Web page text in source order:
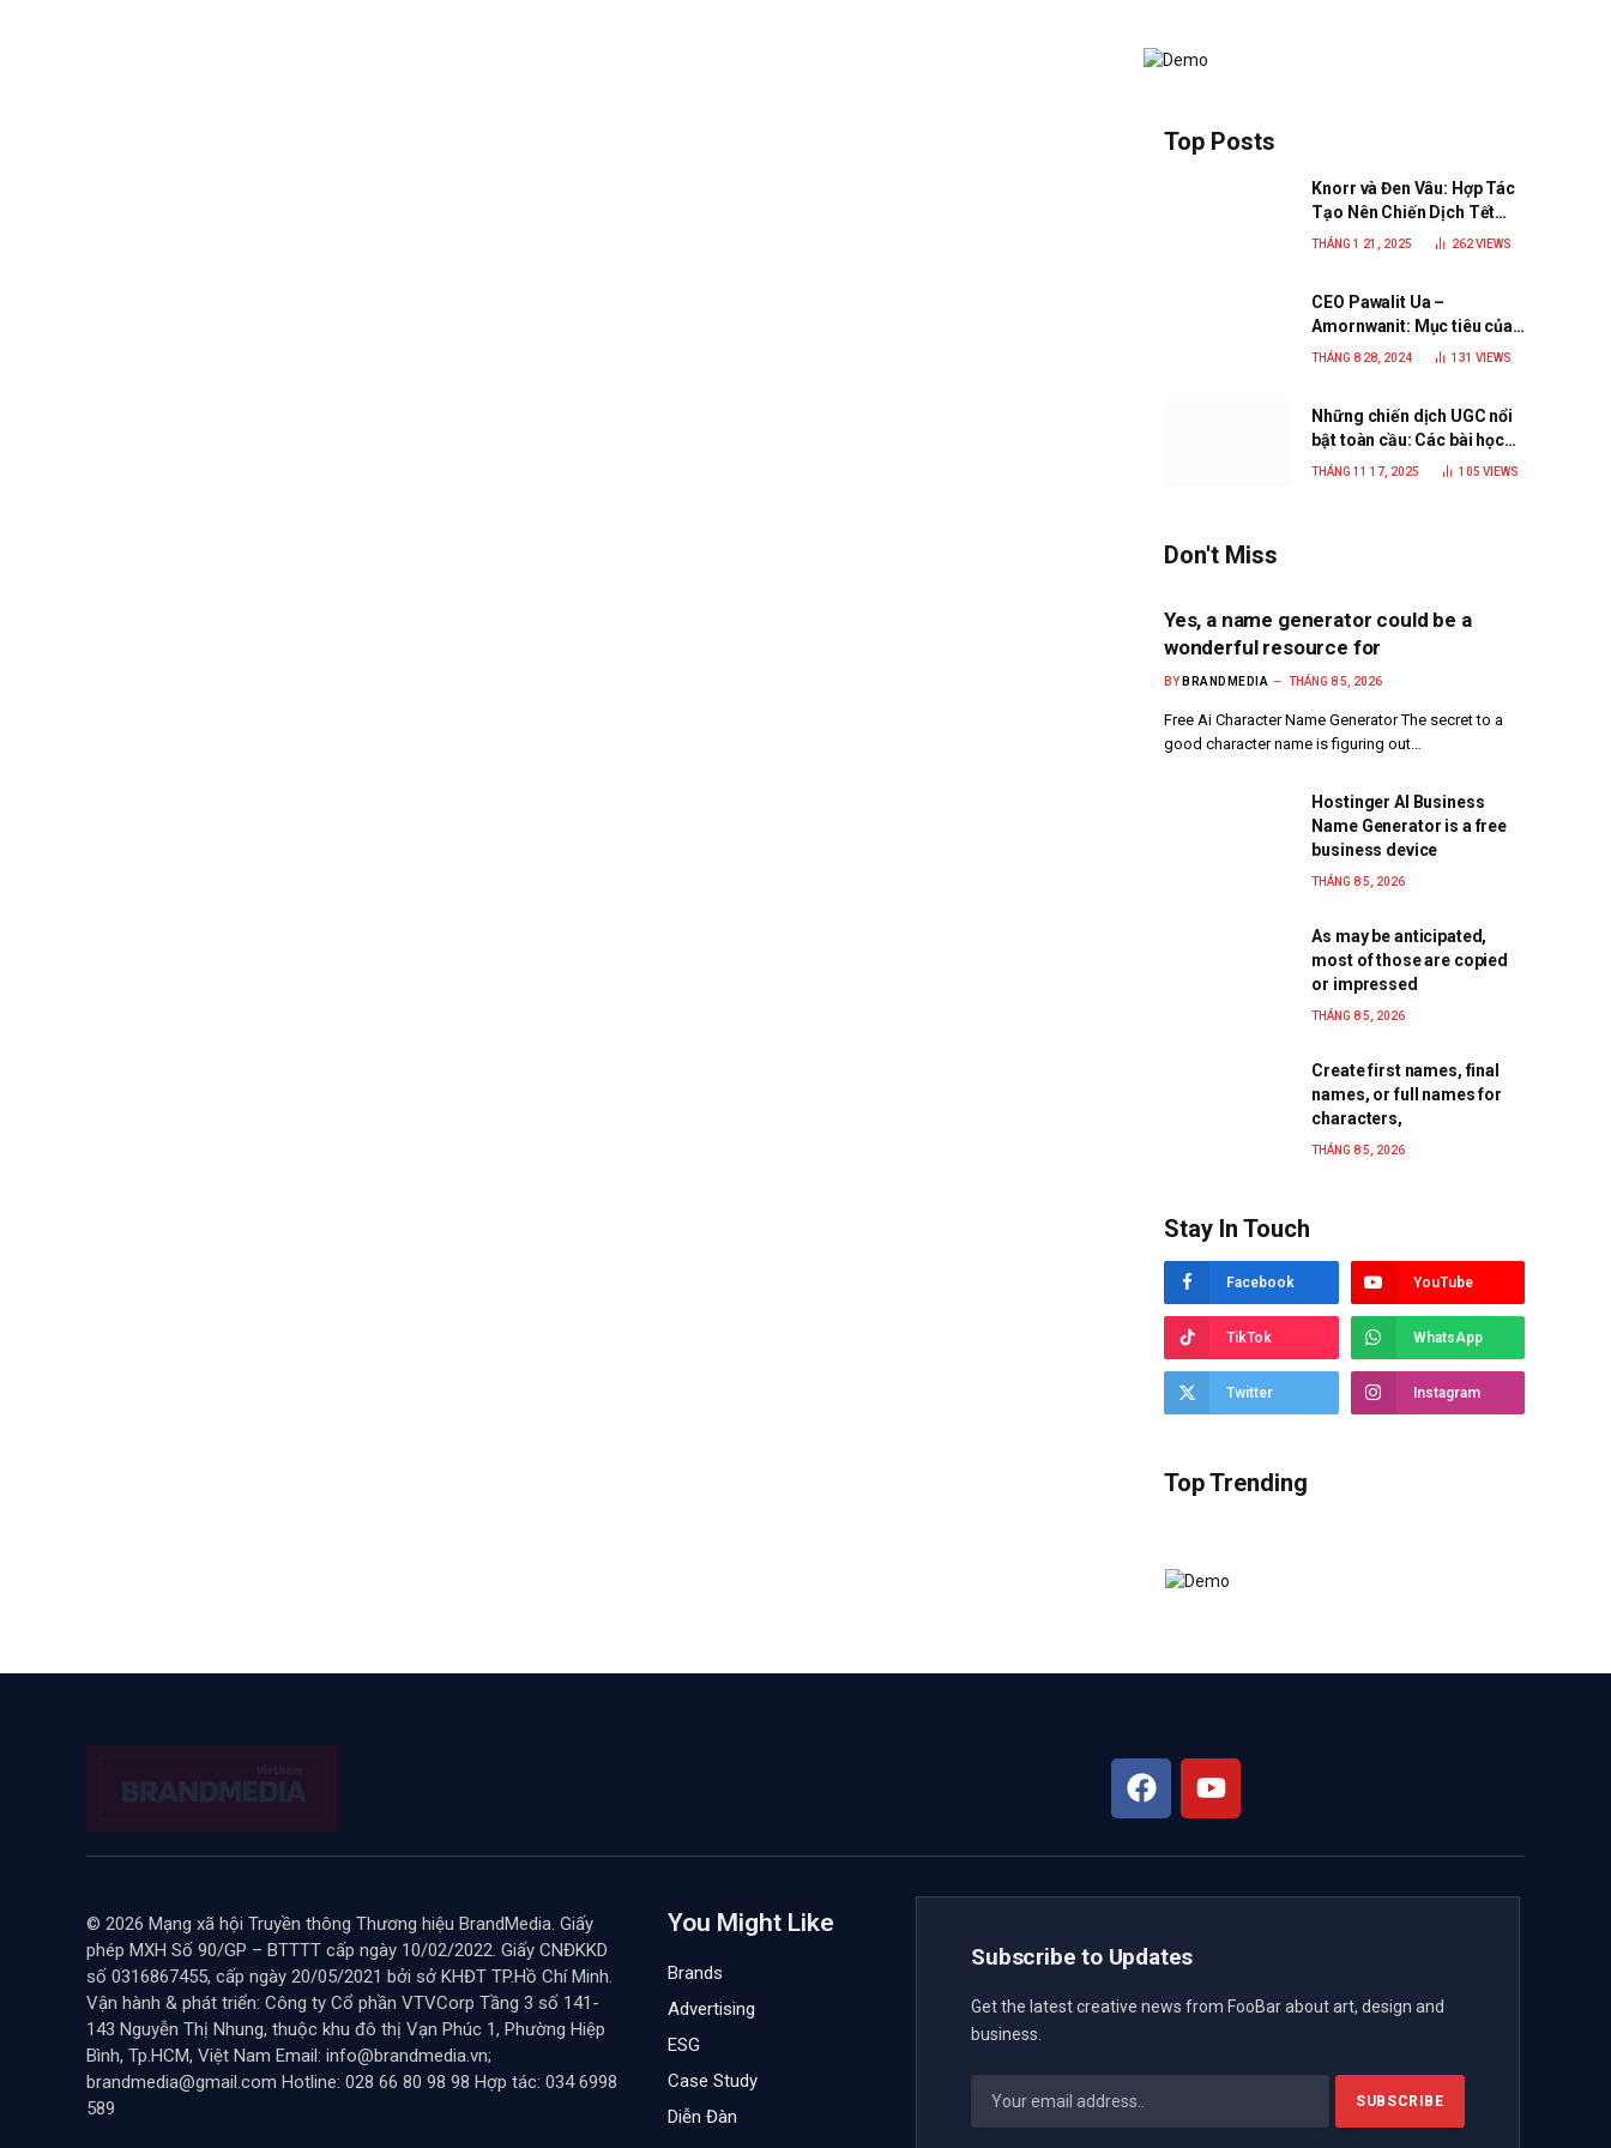
Top Posts
Knorr và Đen Vâu: Hợp Tác
Tạo Nên Chiến Dịch Tết
2025 Đầy Cảm Xúc “Vị Nhà”
THÁNG 1 21, 2025 262VIEWS
CEO Pawalit Ua –
Amornwanit: Mục tiêu của
C.P. Việt Nam là trở thành
THÁNG 8 28, 2024 131VIEWS
Những chiến dịch UGC nổi
bật toàn cầu: Các bài học
đắt giá cho thương hiệu
THÁNG 11 17, 2025 105VIEWS
Don't Miss
Yes, a name generator could be a
wonderful resource for
BY BRANDMEDIA THÁNG 8 5, 2026
Free Ai Character Name Generator The secret to a
good character name is figuring out…
Hostinger AI Business
Name Generator is a free
business device
THÁNG 8 5, 2026
As may be anticipated,
most of those are copied
or impressed
THÁNG 8 5, 2026
Create first names, final
names, or full names for
characters,
THÁNG 8 5, 2026
Stay In Touch
Facebook YouTube
TikTok WhatsApp
Twitter Instagram
Top Trending
© 2026 Mạng xã hội Truyền thông Thương hiệu BrandMedia. Giấy
phép MXH Số 90/GP – BTTTT cấp ngày 10/02/2022. Giấy CNĐKKD
số 0316867455, cấp ngày 20/05/2021 bởi sở KHĐT TP.Hồ Chí Minh.
Vận hành & phát triển: Công ty Cổ phần VTVCorp Tầng 3 số 141-
143 Nguyễn Thị Nhung, thuộc khu đô thị Vạn Phúc 1, Phường Hiệp
Bình, Tp.HCM, Việt Nam Email: info@brandmedia.vn;
brandmedia@gmail.com Hotline: 028 66 80 98 98 Hợp tác: 034 6998
589
You Might Like
Brands
Advertising
ESG
Case Study
Diễn Đàn
Subscribe to Updates
Get the latest creative news from FooBar about art, design and
business.